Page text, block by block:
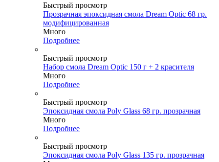
Быстрый просмотр
Прозрачная эпоксидная смола Dream Optic 68 гр.
модифицированная
Много
Подробнее
Быстрый просмотр
Набор смола Dream Optic 150 г + 2 красителя
Много
Подробнее
Быстрый просмотр
Эпоксидная смола Poly Glass 68 гр. прозрачная
Много
Подробнее
Быстрый просмотр
Эпоксидная смола Poly Glass 135 гр. прозрачная